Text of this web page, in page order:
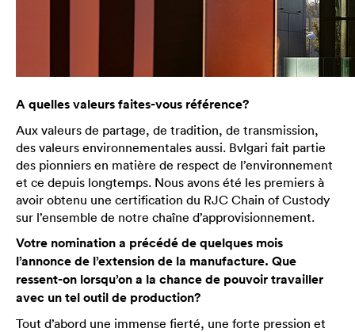
A quelles valeurs faites-vous référence?
Aux valeurs de partage, de tradition, de transmission,
des valeurs environnementales aussi. Bvlgari fait partie
des pionniers en matière de respect de l’environnement
et ce depuis longtemps. Nous avons été les premiers à
avoir obtenu une certification du RJC Chain of Custody
sur l’ensemble de notre chaîne d’approvisionnement.
Votre nomination a précédé de quelques mois
l’annonce de l’extension de la manufacture. Que
ressent-on lorsqu’on a la chance de pouvoir travailler
avec un tel outil de production?
Tout d’abord une immense fierté, une forte pression et